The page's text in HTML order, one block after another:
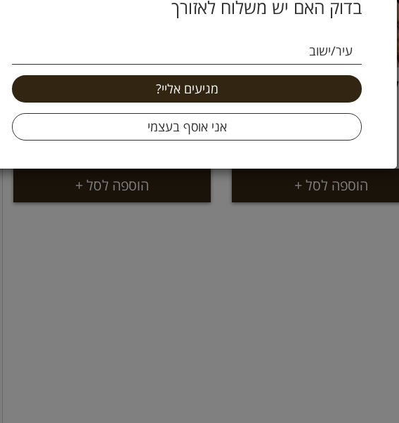
בדוק האם יש משלוח לאזורך
עיר/ישוב
לימון פרסי בהיר על המשקל
69 ₪ קילו
הוספה לסל +
שבבי בצל מיובש על המשקל
59 ₪ קילו
הוספה לסל +